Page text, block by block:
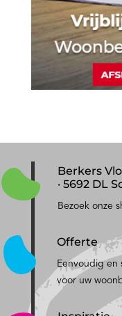
Berkers
· 5692 DL
Bezoek onze
Offerte
Eenvoudig en
voor uw